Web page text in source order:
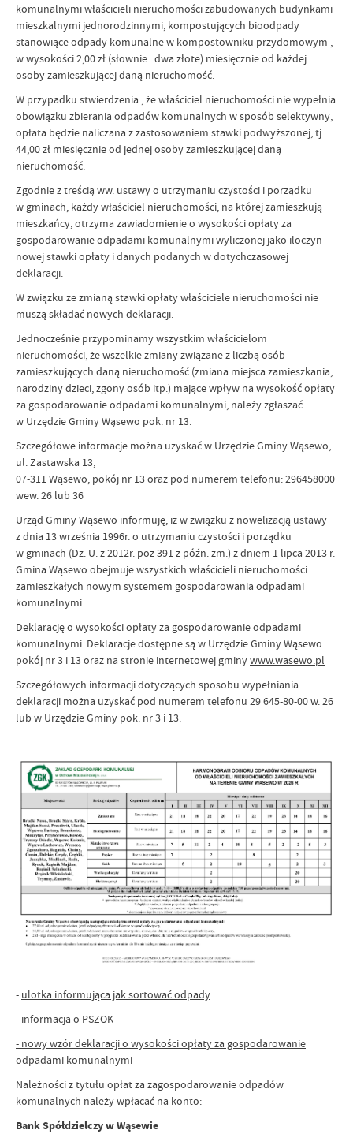
komunalnymi właścicieli nieruchomości zabudowanych budynkami
mieszkalnymi jednorodzinnymi, kompostujących bioodpady
stanowiące odpady komunalne w kompostowniku przydomowym ,
w wysokości 2,00 zł (słownie : dwa złote) miesięcznie od każdej
osoby zamieszkującej daną nieruchomość.
W przypadku stwierdzenia , że właściciel nieruchomości nie wypełnia
obowiązku zbierania odpadów komunalnych w sposób selektywny,
opłata będzie naliczana z zastosowaniem stawki podwyższonej, tj.
44,00 zł miesięcznie od jednej osoby zamieszkującej daną
nieruchomość.
Zgodnie z treścią ww. ustawy o utrzymaniu czystości i porządku
w gminach, każdy właściciel nieruchomości, na której zamieszkują
mieszkańcy, otrzyma zawiadomienie o wysokości opłaty za
gospodarowanie odpadami komunalnymi wyliczonej jako iloczyn
nowej stawki opłaty i danych podanych w dotychczasowej
deklaracji.
W związku ze zmianą stawki opłaty właściciele nieruchomości nie
muszą składać nowych deklaracji.
Jednocześnie przypominamy wszystkim właścicielom
nieruchomości, że wszelkie zmiany związane z liczbą osób
zamieszkujących daną nieruchomość (zmiana miejsca zamieszkania,
narodziny dzieci, zgony osób itp.) mające wpływ na wysokość opłaty
za gospodarowanie odpadami komunalnymi, należy zgłaszać
w Urzędzie Gminy Wąsewo pok. nr 13.
Szczegółowe informacje można uzyskać w Urzędzie Gminy Wąsewo,
ul. Zastawska 13,
07-311 Wąsewo, pokój nr 13 oraz pod numerem telefonu: 296458000
wew. 26 lub 36
Urząd Gminy Wąsewo informuję, iż w związku z nowelizacją ustawy
z dnia 13 września 1996r. o utrzymaniu czystości i porządku
w gminach (Dz. U. z 2012r. poz 391 z późn. zm.) z dniem 1 lipca 2013 r.
Gmina Wąsewo obejmuje wszystkich właścicieli nieruchomości
zamieszkałych nowym systemem gospodarowania odpadami
komunalnymi.
Deklarację o wysokości opłaty za gospodarowanie odpadami
komunalnymi. Deklaracje dostępne są w Urzędzie Gminy Wąsewo
pokój nr 3 i 13 oraz na stronie internetowej gminywww.wasewo.pl
Szczegółowych informacji dotyczących sposobu wypełniania
deklaracji można uzyskać pod numerem telefonu 29 645-80-00 w. 26
lub w Urzędzie Gminy pok. nr 3 i 13.
- ulotka informująca jak sortować odpady
- informacja o PSZOK
- nowy wzór deklaracji o wysokości opłaty za gospodarowanie
odpadami komunalnymi
Należności z tytułu opłat za zagospodarowanie odpadów
komunalnych należy wpłacać na konto:
Bank Spółdzielczy w Wąsewie